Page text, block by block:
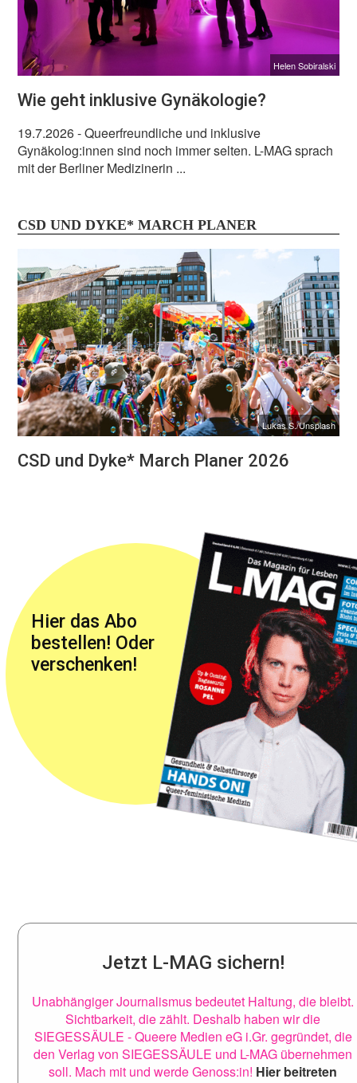
Helen Sobiralski
Wie geht inklusive Gynäkologie?
19.7.2026- Queerfreundliche und inklusive
Gynäkolog:innen sind noch immer selten. L-MAG sprach
mit der Berliner Medizinerin ...
CSD UND DYKE* MARCH PLANER
Lukas S./Unsplash
CSD und Dyke* March Planer 2026
Hier das Abo
bestellen! Oder
verschenken!
Jetzt L-MAG sichern!
Unabhängiger Journalismus bedeutet Haltung, die bleibt.
Sichtbarkeit, die zählt. Deshalb haben wir die
SIEGESSÄULE - Queere Medien eG i.Gr. gegründet, die
den Verlag von SIEGESSÄULE und L-MAG übernehmen
soll. Mach mit und werde Genoss:in! Hier beitreten